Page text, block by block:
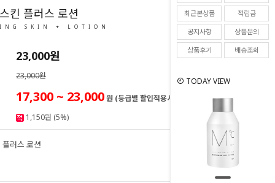
최근본상품
적립금
공지사항
상품문의
상품후기
배송조회
TODAY VIEW
킨 플러스 로션
SKIN + LOTION
23,000원
23,000원
17,300 ~ 23,000원 (등급별 할인적용시)
1,150원 (5%)
러스 로션
23,000